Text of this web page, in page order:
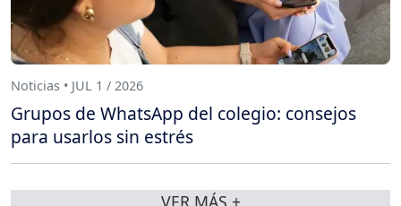
Noticias • JUL 1 / 2026
Grupos de WhatsApp del colegio: consejos
para usarlos sin estrés
VER MÁS +